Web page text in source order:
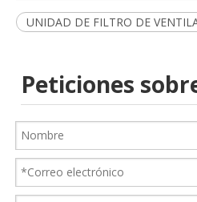
UNIDAD DE FILTRO DE
Peticiones